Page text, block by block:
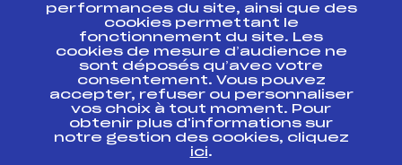
APEM0211.FFS
GRAND PRIX DE
CARCASSONNE
FFS
APEM0122.FFS
SOUVENIR MICHEL
JAMBAQUE
FFS
APEM0121.FFS
GRAND PRIX DE
PIAU
FFS
Chpts
performances du site, ainsi que des
cookies permettant le
fonctionnement du site. Les
cookies de mesure d’audience ne
sont déposés qu’avec votre
consentement. Vous pouvez
accepter, refuser ou personnaliser
vos choix à tout moment. Pour
obtenir plus d'informations sur
notre gestion des cookies, cliquez
ici.